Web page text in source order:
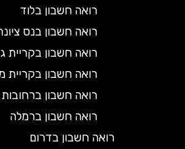
רואה חשבון בלוד
רואה חשבון בנס ציונה
רואה חשבון בקריית גת
רואה חשבון בקריית מלאכי
רואה חשבון ברחובות
רואה חשבון ברמלה
רואה חשבון בדרום